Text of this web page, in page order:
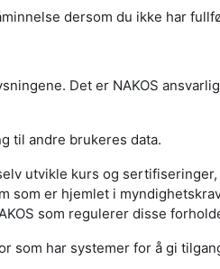
dersom du ikke har
Det er NAKOS
til andre brukeres data.
utvikle kurs og
som er hjemlet i
som regulerer disse
som har systemer for å gi